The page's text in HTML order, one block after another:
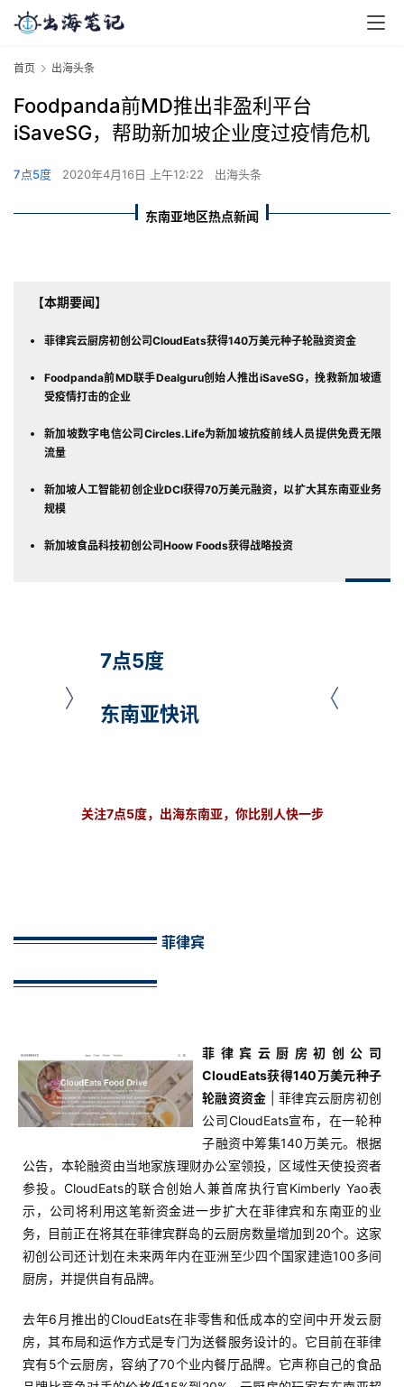
首页 出海头条
Foodpanda前MD推出非盈利平台
iSaveSG，帮助新加坡企业度过疫情危机
7点5度 2020年4月16日 上午12:22 出海头条
东南亚地区热点新闻
【本期要闻】
菲律宾云厨房初创公司CloudEats获得140万美元种子轮融资资金
Foodpanda前MD联手Dealguru创始人推出iSaveSG，挽救新加坡遭
受疫情打击的企业
新加坡数字电信公司Circles.Life为新加坡抗疫前线人员提供免费无限
流量
新加坡人工智能初创企业DCI获得70万美元融资，以扩大其东南亚业务
规模
新加坡食品科技初创公司Hoow Foods获得战略投资
7点5度
东南亚快讯
关注7点5度，出海东南亚，你比别人快一步
菲律宾
菲律宾云厨房初创公司
CloudEats获得140万美元种子
轮融资资金 | 菲律宾云厨房初创
公司CloudEats宣布，在一轮种
子融资中筹集140万美元。根据
公告，本轮融资由当地家族理财办公室领投，区域性天使投资者
参投。CloudEats的联合创始人兼首席执行官Kimberly Yao表
示，公司将利用这笔新资金进一步扩大在菲律宾和东南亚的业
务，目前正在将其在菲律宾群岛的云厨房数量增加到20个。这家
初创公司还计划在未来两年内在亚洲至少四个国家建造100多间
厨房，并提供自有品牌。
去年6月推出的CloudEats在非零售和低成本的空间中开发云厨
房，其布局和运作方式是专门为送餐服务设计的。它目前在菲律
宾有5个云厨房，容纳了70个业内餐厅品牌。它声称自己的食品